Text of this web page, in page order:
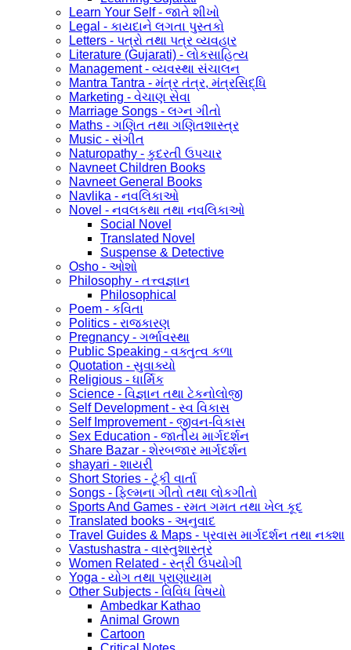
Learn Your Self - જાતે શીખો
Legal - કાયદાને લગતા પુસ્તકો
Letters - પત્રો તથા પત્ર વ્યવહાર
Literature (Gujarati) - લોકસાહિત્ય
Management - વ્યવસ્થા સંચાલન
Mantra Tantra - મંત્ર તંત્ર, મંત્રસિદ્ધિ
Marketing - વેચાણ સેવા
Marriage Songs - લગ્ન ગીતો
Maths - ગણિત તથા ગણિતશાસ્ત્ર
Music - સંગીત
Naturopathy - કુદરતી ઉપચાર
Navneet Children Books
Navneet General Books
Navlika - નવલિકાઓ
Novel - નવલકથા તથા નવલિકાઓ
Social Novel
Translated Novel
Suspense & Detective
Osho - ઓશો
Philosophy - તત્ત્વજ્ઞાન
Philosophical
Poem - કવિતા
Politics - રાજકારણ
Pregnancy - ગર્ભાવસ્થા
Public Speaking - વક્તુત્વ કળા
Quotation - સુવાક્યો
Religious - ધાર્મિક
Science - વિજ્ઞાન તથા ટેકનોલોજી
Self Development - સ્વ વિકાસ
Self Improvement - જીવન-વિકાસ
Sex Education - જાતીય માર્ગદર્શન
Share Bazar - શેરબજાર માર્ગદર્શન
shayari - શાયરી
Short Stories - ટૂંકી વાર્તા
Songs - ફિલ્મના ગીતો તથા લોકગીતો
Sports And Games - રમત ગમત તથા ખેલ કૂદ
Translated books - અનુવાદ
Travel Guides & Maps - પ્રવાસ માર્ગદર્શન તથા નક્શા
Vastushastra - વાસ્તુશાસ્ત્ર
Women Related - સ્ત્રી ઉપયોગી
Yoga - યોગ તથા પ્રાણાયામ
Other Subjects - વિવિધ વિષયો
Ambedkar Kathao
Animal Grown
Cartoon